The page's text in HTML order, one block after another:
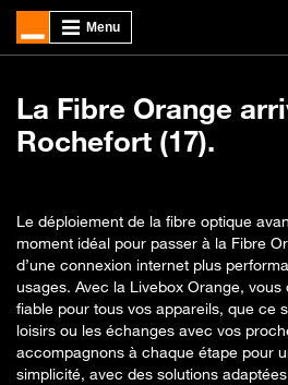
La Fibre Orange
Rochefort (17).
Le déploiement de la fibre optique
moment idéal pour passer à la Fibre
d’une connexion internet plus
usages. Avec la Livebox Orange, vous
fiable pour tous vos appareils, que ce
loisirs ou les échanges avec vos
accompagnons à chaque étape pour
simplicité, avec des solutions